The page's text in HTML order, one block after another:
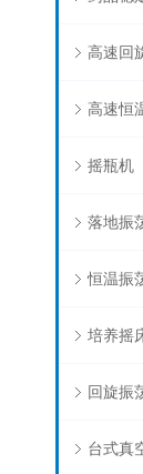
高速回
高速恒
摇瓶机
落地振
恒温振
培养摇
回旋振
台式真